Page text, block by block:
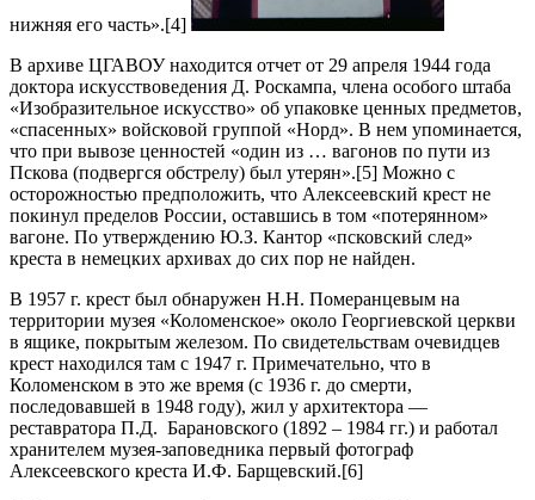
нижняя его часть».[4]
В архиве ЦГАВОУ находится отчет от 29 апреля 1944 года
доктора искусствоведения Д. Роскампа, члена особого штаба
«Изобразительное искусство» об упаковке ценных предметов,
«спасенных» войсковой группой «Норд». В нем упоминается,
что при вывозе ценностей «один из … вагонов по пути из
Пскова (подвергся обстрелу) был утерян».[5] Можно с
осторожностью предположить, что Алексеевский крест не
покинул пределов России, оставшись в том «потерянном»
вагоне. По утверждению Ю.З. Кантор «псковский след»
креста в немецких архивах до сих пор не найден.
В 1957 г. крест был обнаружен Н.Н. Померанцевым на
территории музея «Коломенское» около Георгиевской церкви
в ящике, покрытым железом. По свидетельствам очевидцев
крест находился там с 1947 г. Примечательно, что в
Коломенском в это же время (с 1936 г. до смерти,
последовавшей в 1948 году), жил у архитектора —
реставратора П.Д. Барановского (1892 – 1984 гг.) и работал
хранителем музея-заповедника первый фотограф
Алексеевского креста И.Ф. Барщевский.[6]